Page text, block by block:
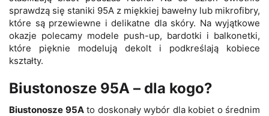
sprawdzą się staniki 95A z miękkiej bawełny lub mikrofibry,
które są przewiewne i delikatne dla skóry. Na wyjątkowe
okazje polecamy modele push-up, bardotki i balkonetki,
które pięknie modelują dekolt i podkreślają kobiece
kształty.
Biustonosze 95A – dla kogo?
Biustonosze 95Ato doskonały wybór dla kobiet o średnim